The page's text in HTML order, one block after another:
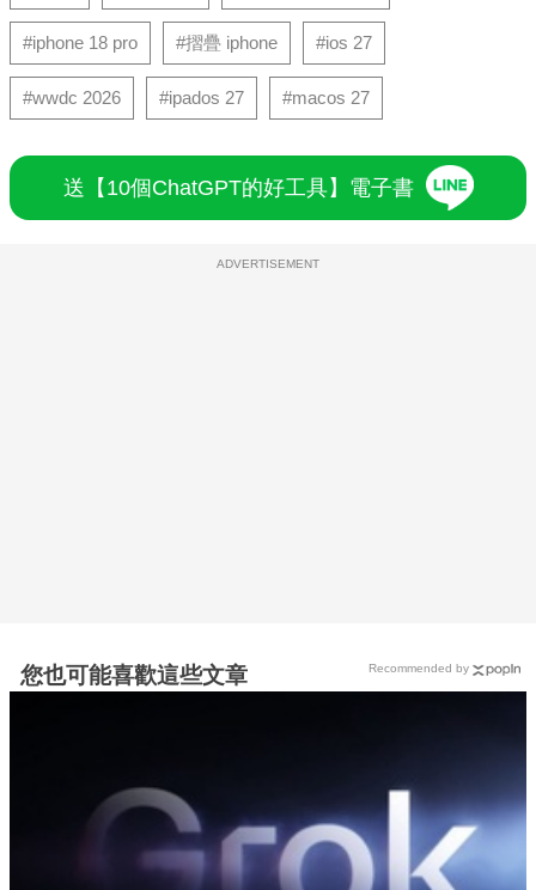
#iphone 18 pro #摺疊 iphone #ios 27
#wwdc 2026 #ipados 27 #macos 27
送【10個ChatGPT的好工具】電子書
ADVERTISEMENT
您也可能喜歡這些文章 Recommended by